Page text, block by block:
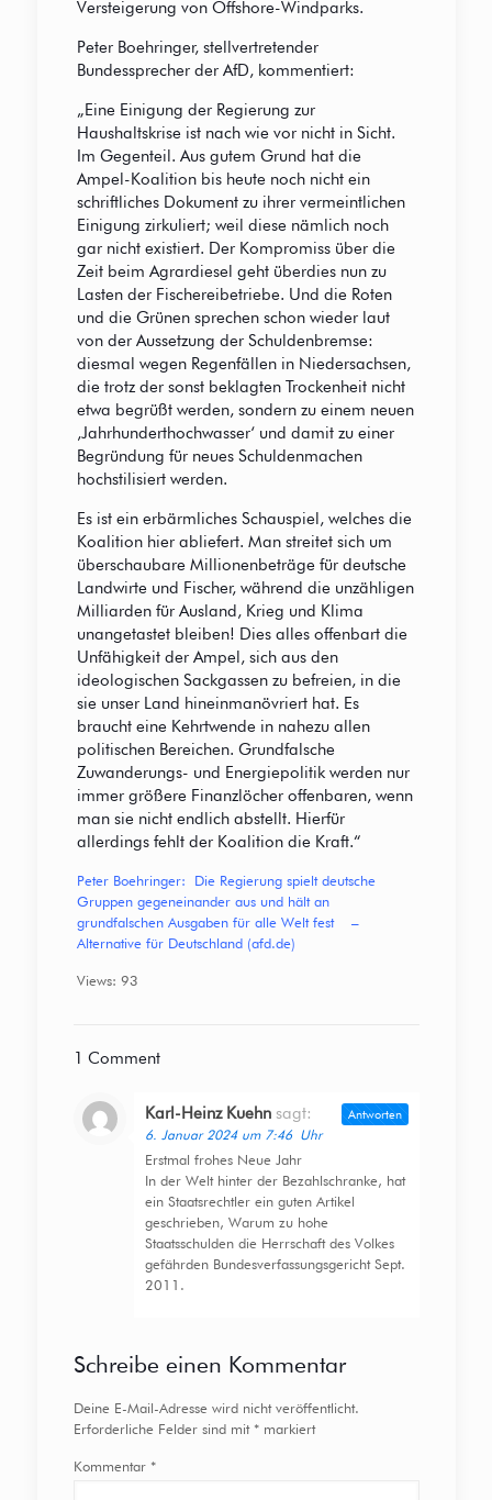
Versteigerung von Offshore-Windparks.
Peter Boehringer, stellvertretender
Bundessprecher der AfD, kommentiert:
„Eine Einigung der Regierung zur
Haushaltskrise ist nach wie vor nicht in Sicht.
Im Gegenteil. Aus gutem Grund hat die
Ampel-Koalition bis heute noch nicht ein
schriftliches Dokument zu ihrer vermeintlichen
Einigung zirkuliert; weil diese nämlich noch
gar nicht existiert. Der Kompromiss über die
Zeit beim Agrardiesel geht überdies nun zu
Lasten der Fischereibetriebe. Und die Roten
und die Grünen sprechen schon wieder laut
von der Aussetzung der Schuldenbremse:
diesmal wegen Regenfällen in Niedersachsen,
die trotz der sonst beklagten Trockenheit nicht
etwa begrüßt werden, sondern zu einem neuen
‚Jahrhunderthochwasser‘ und damit zu einer
Begründung für neues Schuldenmachen
hochstilisiert werden.
Es ist ein erbärmliches Schauspiel, welches die
Koalition hier abliefert. Man streitet sich um
überschaubare Millionenbeträge für deutsche
Landwirte und Fischer, während die unzähligen
Milliarden für Ausland, Krieg und Klima
unangetastet bleiben! Dies alles offenbart die
Unfähigkeit der Ampel, sich aus den
ideologischen Sackgassen zu befreien, in die
sie unser Land hineinmanövriert hat. Es
braucht eine Kehrtwende in nahezu allen
politischen Bereichen. Grundfalsche
Zuwanderungs- und Energiepolitik werden nur
immer größere Finanzlöcher offenbaren, wenn
man sie nicht endlich abstellt. Hierfür
allerdings fehlt der Koalition die Kraft.“
Peter Boehringer: Die Regierung spielt deutsche
Gruppen gegeneinander aus und hält an
grundfalschen Ausgaben für alle Welt fest –
Alternative für Deutschland (afd.de)
Views: 93
1 Comment
Karl-Heinz Kuehn sagt:
6. Januar 2024 um 7:46 Uhr
Erstmal frohes Neue Jahr
In der Welt hinter der Bezahlschranke, hat
ein Staatsrechtler ein guten Artikel
geschrieben, Warum zu hohe
Staatsschulden die Herrschaft des Volkes
gefährden Bundesverfassungsgericht Sept.
2011.
Antworten
Schreibe einen Kommentar
Deine E-Mail-Adresse wird nicht veröffentlicht.
Erforderliche Felder sind mit *markiert
Kommentar *